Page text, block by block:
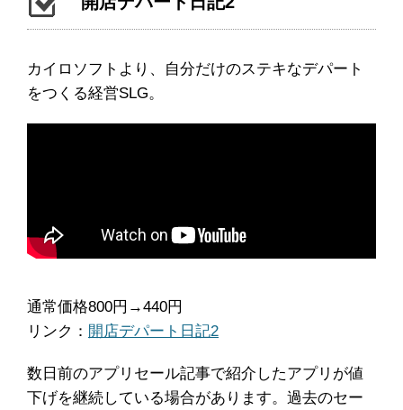
カイロソフトより、自分だけのステキなデパート
をつくる経営SLG。
通常価格800円→440円
リンク： 開店デパート日記2
数日前のアプリセール記事で紹介したアプリが値
下げを継続している場合があります。過去のセー